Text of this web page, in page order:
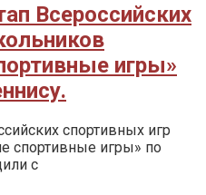
Всероссийских
игры»
спортивных игр
спортивные игры» по
с